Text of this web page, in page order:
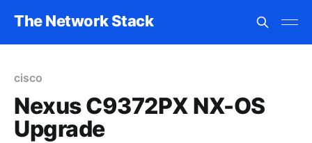
The Network Stack
cisco
Nexus C9372PX NX-OS
Upgrade